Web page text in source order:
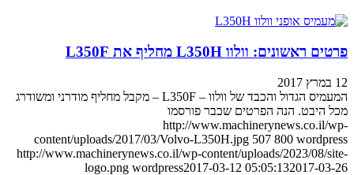
פרטים ראשונים: וולוו L350H מחליף את L350F
12 במרץ 2017
המעמיס הגדול והכבד של וולוו – L350F – מקבל מחליף מודרני ומשודרג
מכל היבט. הנה הפרטים שכבר פורסמו
http://www.machinerynews.co.il/wp-
content/uploads/2017/03/Volvo-L350H.jpg 507 800 wordpress
http://www.machinerynews.co.il/wp-content/uploads/2023/08/site-
logo.png wordpress2017-03-12 05:05:132017-03-26